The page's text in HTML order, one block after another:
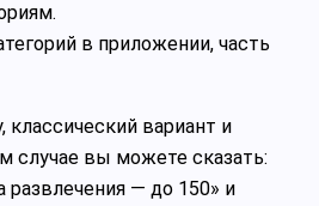
в приложении, часть
классический вариант и
случае вы можете сказать:
развлечения — до 150» и